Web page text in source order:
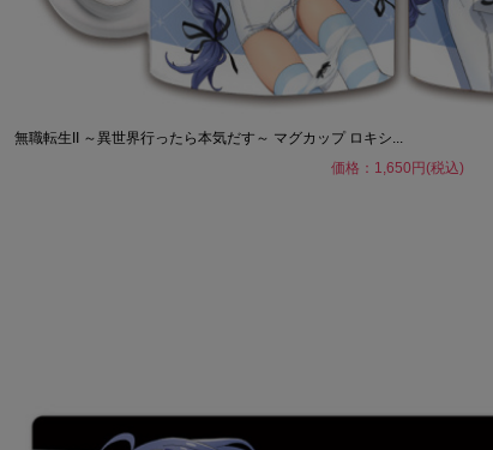
無職転生II ～異世界行ったら本気だす～ マグカップ ロキシ...
価格：1,650円(税込)